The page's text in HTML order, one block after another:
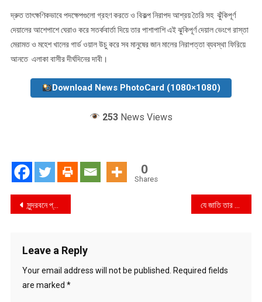
দ্রুত তাৎক্ষণিকভাবে পদক্ষেপগুলো গ্রহণ করতে ও বিকল্প নিরাপদ আশ্রয় তৈরি সহ ঝুঁকিপূর্ণ
দেয়ালের আশেপাশে ঘেরাও করে সতর্কবার্তা দিয়ে তার পাশাপাশি এই ঝুকিপূর্ণ দেয়াল ভেংগে রাস্তা
মেরামত ও মহেশ খালের গার্ড ওয়াল উচু করে সব মানুষের জান মালের নিরাপত্তা ব্যবস্থা ফিরিয়ে
আনতে এলাকা বাসীর দীর্ঘদিনের দাবী।
Download News PhotoCard (1080×1080)
253 News Views
0
Shares
Post
সুন্দরবনে প্রবেশে ৩ মাসের নিষেধাজ্ঞা : জেলে ও পর্যটনসংশ্লিষ্ট কয়েক হাজার পরিবার অনিশ্চয়তায়
Leave a Reply
Your email address will not be published.
Required fields
are marked *